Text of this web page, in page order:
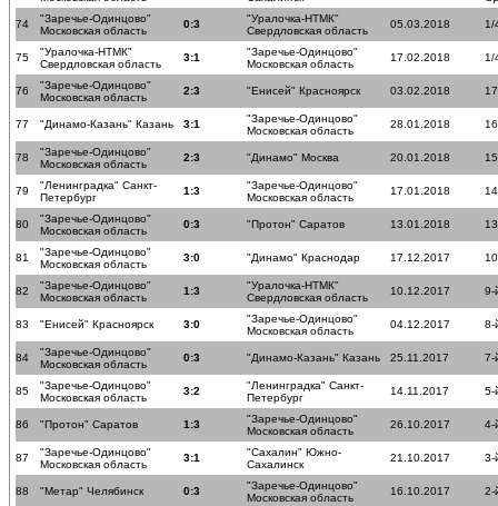
74
"Заречье-Одинцово"
Московская область
0:3
"Уралочка-НТМК"
Свердловская область
05.03.2018 1/
75
"Уралочка-НТМК"
Свердловская область
3:1
"Заречье-Одинцово"
Московская область
17.02.2018 1/
76
"Заречье-Одинцово"
Московская область
2:3 "Енисей" Красноярск 03.02.2018
77 "Динамо-Казань" Казань 3:1
"Заречье-Одинцово"
Московская область
28.01.2018
78
"Заречье-Одинцово"
Московская область
2:3 "Динамо" Москва 20.01.2018
79
"Ленинградка" Санкт-
Петербург
1:3
"Заречье-Одинцово"
Московская область
17.01.2018
80
"Заречье-Одинцово"
Московская область
0:3 "Протон" Саратов 13.01.2018
81
"Заречье-Одинцово"
Московская область
3:0 "Динамо" Краснодар 17.12.2017
82
"Заречье-Одинцово"
Московская область
1:3
"Уралочка-НТМК"
Свердловская область
10.12.2017 9-
83 "Енисей" Красноярск 3:0
"Заречье-Одинцово"
Московская область
04.12.2017 8-
84
"Заречье-Одинцово"
Московская область
0:3 "Динамо-Казань" Казань 25.11.2017 7-
85
"Заречье-Одинцово"
Московская область
3:2
"Ленинградка" Санкт-
Петербург
14.11.2017 5-
86 "Протон" Саратов 1:3
"Заречье-Одинцово"
Московская область
26.10.2017 4-
87
"Заречье-Одинцово"
Московская область
3:1
"Сахалин" Южно-
Сахалинск
21.10.2017 3-
88 "Метар" Челябинск 0:3
"Заречье-Одинцово"
Московская область
16.10.2017 2-